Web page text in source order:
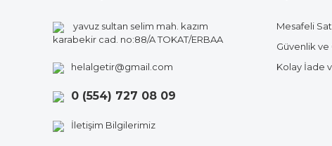
yavuz sultan selim mah. kazım
karabekir cad. no:88/A TOKAT/ERBAA
helalgetir@gmail.com
0 (554) 727 08 09
İletişim Bilgilerimiz
Mesafeli
Güvenlik ve
Kolay İade